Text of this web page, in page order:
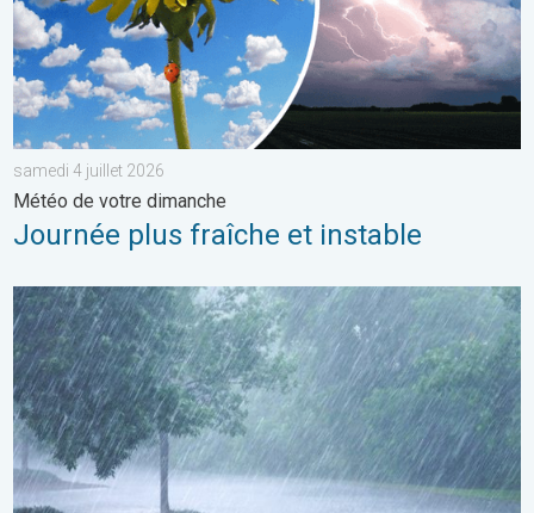
samedi 4 juillet 2026
Météo de votre dimanche
Journée plus fraîche et instable
Plusieurs perturbations au programme. Bulletin météo à 5